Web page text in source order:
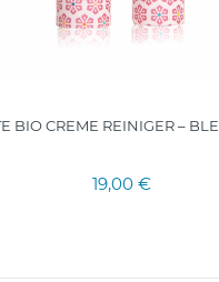
BIO CREME REINIGER –
19,00 €